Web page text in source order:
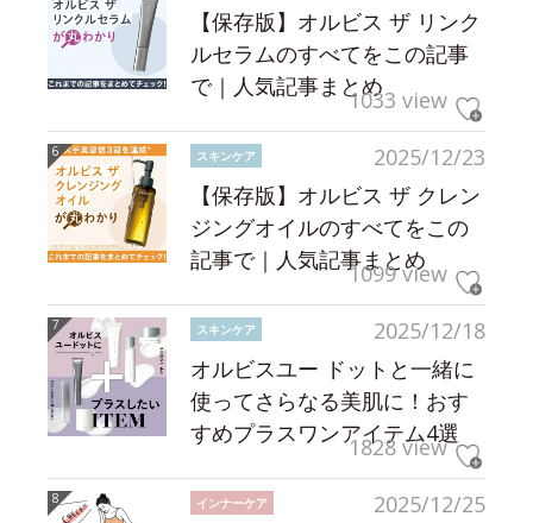
【保存版】オルビス ザ リンク
ルセラムのすべてをこの記事
で｜人気記事まとめ1033 view
2025/12/23
スキンケア
【保存版】オルビス ザ クレン
ジングオイルのすべてをこの
記事で｜人気記事まとめ
1099 view
2025/12/18
スキンケア
オルビスユー ドットと一緒に
使ってさらなる美肌に！おす
すめプラスワンアイテム4選
1828 view
2025/12/25
インナーケア